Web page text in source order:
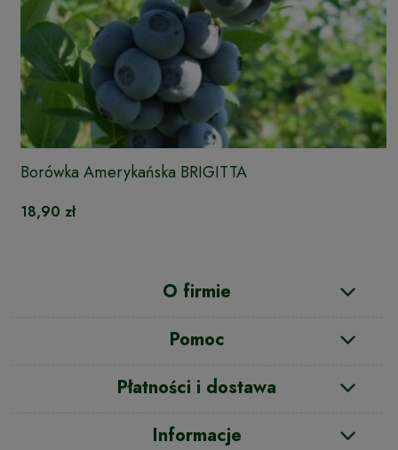
Borówka Amerykańska BRIGITTA
18,90 zł
O firmie
Pomoc
Płatności i dostawa
Informacje